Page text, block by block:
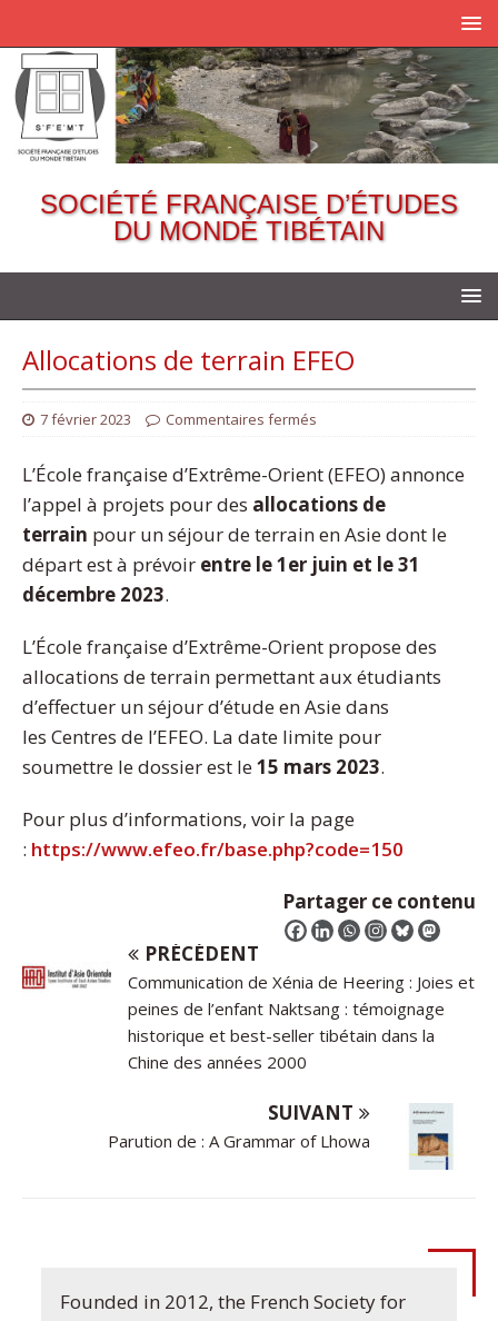
SOCIÉTÉ FRANÇAISE D’ÉTUDES
DU MONDE TIBÉTAIN
Allocations de terrain EFEO
7 février 2023 Commentaires fermés
L’École française d’Extrême-Orient (EFEO) annonce
l’appel à projets pour des allocations de
terrain pour un séjour de terrain en Asie dont le
départ est à prévoir entre le 1er juin et le 31
décembre 2023.
L’École française d’Extrême-Orient propose des
allocations de terrain permettant aux étudiants
d’effectuer un séjour d’étude en Asie dans
les Centres de l’EFEO. La date limite pour
soumettre le dossier est le15 mars 2023.
Pour plus d’informations, voir la page
: https://www.efeo.fr/base.php?code=150
Partager ce contenu
PRÉCÉDENT
Communication de Xénia de Heering : Joies et
peines de l’enfant Naktsang : témoignage
historique et best-seller tibétain dans la
Chine des années 2000
SUIVANT
Parution de : A Grammar of Lhowa
Founded in 2012, the French Society for